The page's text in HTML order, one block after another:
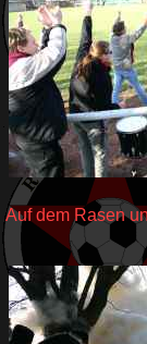
Auf dem Rasen